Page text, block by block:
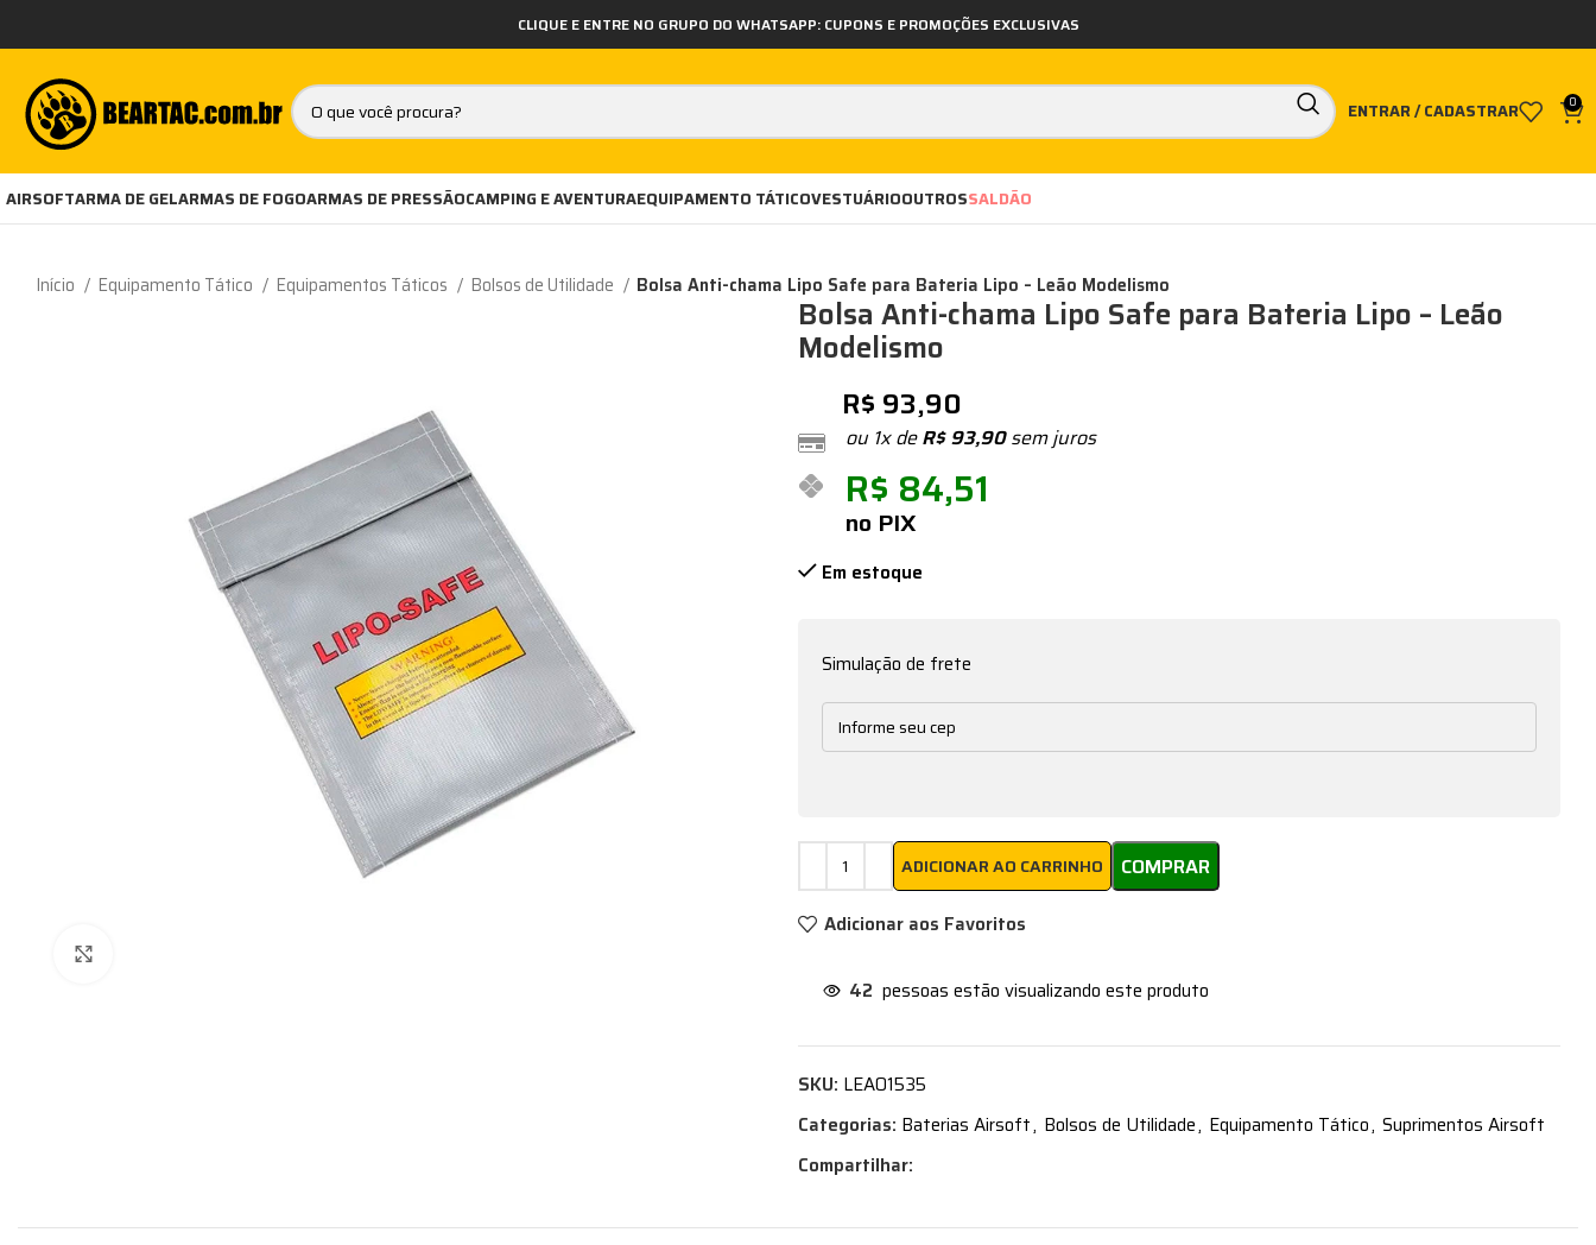
CLIQUE E ENTRE NO GRUPO DO WHATSAPP: CUPONS E PROMOÇÕES EXCLUSIVAS
ENTRAR / CADASTRAR 0
AIRSOFTARMA DE GELARMAS DE FOGOARMAS DE PRESSÃOCAMPING E AVENTURAEQUIPAMENTO TÁTICOVESTUÁRIOOUTROSSALDÃO
Início Equipamento Tático Equipamentos Táticos Bolsos de Utilidade Bolsa Anti-chama Lipo Safe para Bateria Lipo – Leão Modelismo
Bolsa Anti-chama Lipo Safe para Bateria Lipo – Leão
Modelismo
R$ 93,90
ou 1x deR$93,90sem juros
R$ 84,51
no PIX
Em estoque
Simulação de frete
ADICIONAR AO CARRINHO COMPRAR
Adicionar aos Favoritos
42 pessoas estão visualizando este produto
SKU: LEAO1535
Categorias: Baterias Airsoft, Bolsos de Utilidade, Equipamento Tático, Suprimentos Airsoft
Compartilhar: